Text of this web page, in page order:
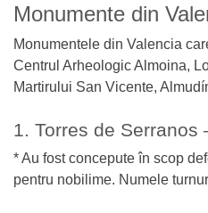
Monumente din
Monumentele din Valencia
Centrul Arheologic Almoina,
Martirului San Vicente,
1. Torres de Serranos
* Au fost concepute în scop
pentru nobilime. Numele